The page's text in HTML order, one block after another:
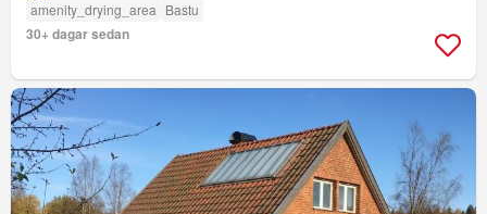
amenity_drying_area Bastu
30+ dagar sedan